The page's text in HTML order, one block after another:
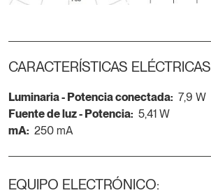
CARACTERÍSTICAS ELÉCTRICAS
Luminaria - Potencia conectada: 7,9 W
Fuente de luz - Potencia: 5,41 W
mA: 250 mA
EQUIPO ELECTRÓNICO: